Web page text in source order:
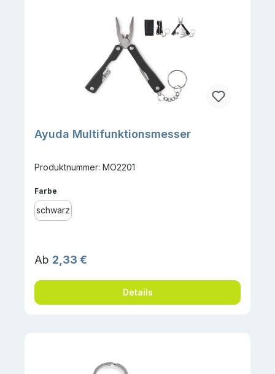
Ayuda Multifunktionsmesser
Produktnummer: MO2201
Farbe
schwarz
Regulärer Preis:
Ab 2,33 €
Details